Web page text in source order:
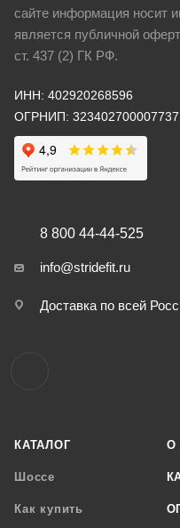
сайте информация носит
является публичной
ст. 437 (2) ГК РФ.
ИНН: 402920268596
ОГРНИП: 323402700007737
КАТАЛОГ
Шоссе
Как купить
О
8 800 44-44-525
info@stridefit.ru
Доставка по всей